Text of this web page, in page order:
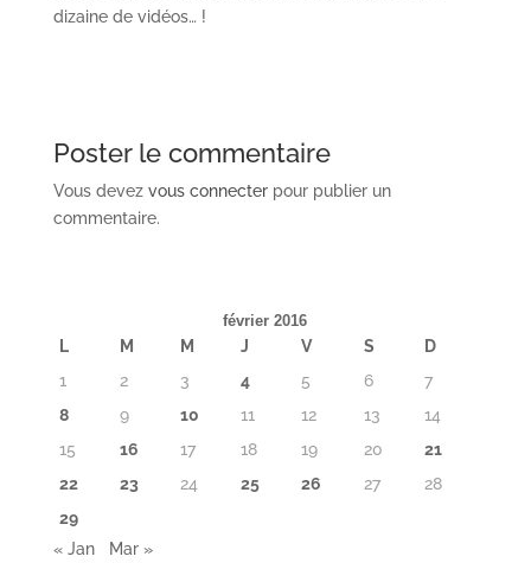
dizaine de vidéos… !
Poster le commentaire
Vous devez vous connecterpour publier un
commentaire.
février 2016
L M M J V S
D
1
2 3 4 5 6
7
8
9 10 11 12 13
14
15
16 17 18 19 20
21
22
23 24 25 26 27
28
29
« Jan
Mar »